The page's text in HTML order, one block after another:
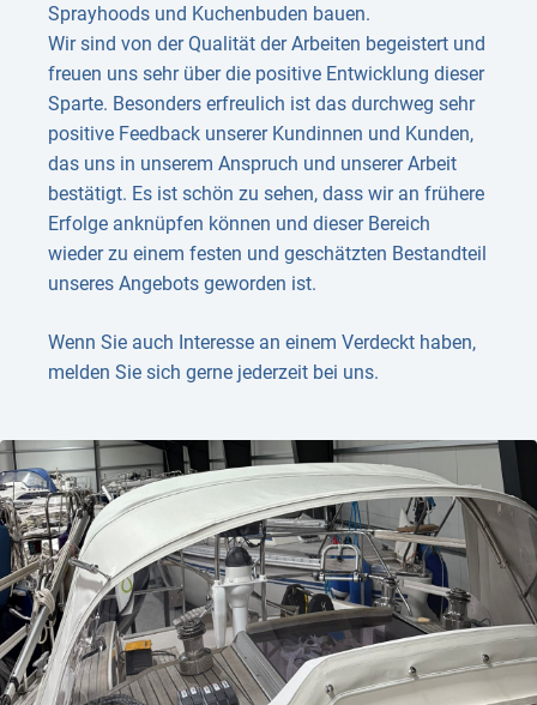
Sprayhoods und Kuchenbuden bauen.
Wir sind von der Qualität der Arbeiten begeistert und
freuen uns sehr über die positive Entwicklung dieser
Sparte. Besonders erfreulich ist das durchweg sehr
positive Feedback unserer Kundinnen und Kunden,
das uns in unserem Anspruch und unserer Arbeit
bestätigt. Es ist schön zu sehen, dass wir an frühere
Erfolge anknüpfen können und dieser Bereich
wieder zu einem festen und geschätzten Bestandteil
unseres Angebots geworden ist.
Wenn Sie auch Interesse an einem Verdeckt haben,
melden Sie sich gerne jederzeit bei uns.